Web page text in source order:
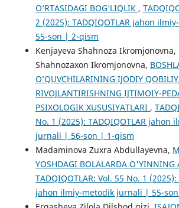
O‘RTASIDAGI BOG‘LIQLIК ,
2 (2025): TADQIQOTLAR jahon
55-son | 2-qism
Kenjayeva Shahnoza Ikromjonovna,
Shahnozaxon Ikromjonovna,
O’QUVCHILARINING IJODIY
RIVOJLANTIRISHNING IJTIMOIY-
PSIXOLOGIK XUSUSIYATLARI ,
No. 1 (2025): TADQIQOTLAR jahon
jurnali | 56-son | 1-qism
Madaminova Zuxra Abdullayevna,
YOSHDAGI BOLALARDA O'YINNING
TADQIQOTLAR: Vol. 55 No. 1 (2025):
jahon ilmiy-metodik jurnali | 55-